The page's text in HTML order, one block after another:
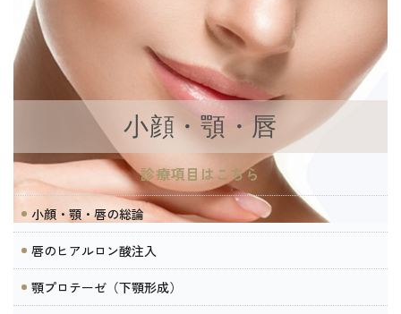
小顔・顎・唇
診療項目はこちら
小顔・顎・唇の総論
唇のヒアルロン酸注入
顎プロテーゼ（下顎形成）